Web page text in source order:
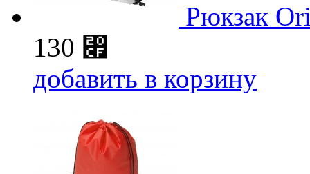
Рюкзак
130 ⃏
добавить в корзину